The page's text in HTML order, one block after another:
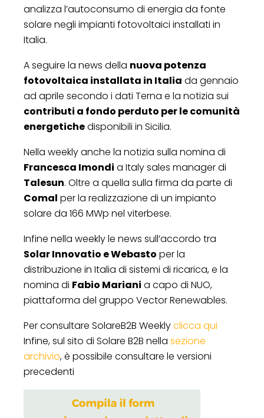
analizza l’autoconsumo di energia da fonte
solare negli impianti fotovoltaici installati in
Italia.
A seguire la news della nuova potenza
fotovoltaica installata in Italia da gennaio
ad aprile secondo i dati Terna e la notizia sui
contributi a fondo perduto per le comunità
energetichedisponibili in Sicilia.
Nella weekly anche la notizia sulla nomina di
Francesca Imondi a Italy sales manager di
Talesun. Oltre a quella sulla firma da parte di
Comal per la realizzazione di un impianto
solare da 166 MWp nel viterbese.
Infine nella weekly le news sull’accordo tra
Solar Innovatio e Webasto per la
distribuzione in Italia di sistemi di ricarica, e la
nomina di Fabio Mariani a capo di NUO,
piattaforma del gruppo Vector Renewables.
Per consultare SolareB2B Weeklyclicca qui
Infine, sul sito di Solare B2B nella sezione
archivio, è possibile consultare le versioni
precedenti